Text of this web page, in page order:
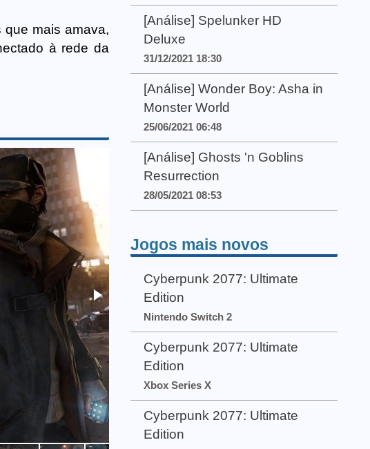
mais amava,
à rede da
[Análise] Spelunker HD
Deluxe
31/12/2021 18:30
[Análise] Wonder Boy: Asha in
Monster World
25/06/2021 06:48
[Análise] Ghosts 'n Goblins
Resurrection
28/05/2021 08:53
Jogos mais novos
Cyberpunk 2077: Ultimate
Edition
Nintendo Switch 2
Cyberpunk 2077: Ultimate
Edition
Xbox Series X
Cyberpunk 2077: Ultimate
Edition